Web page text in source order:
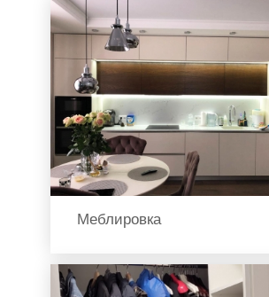
Меблировка